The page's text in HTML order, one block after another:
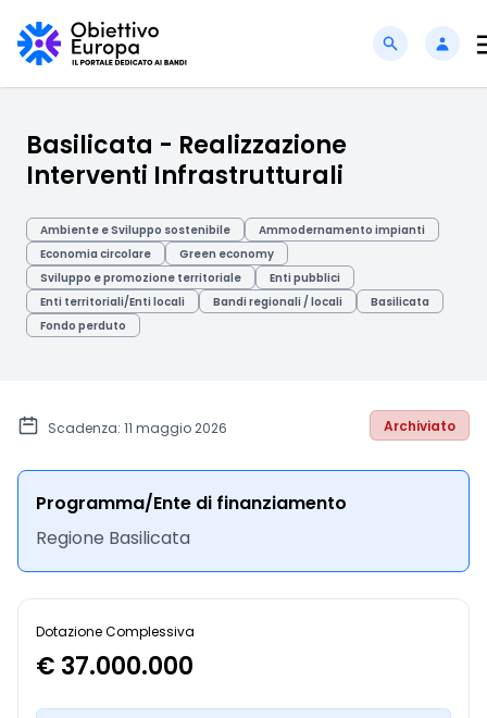
Basilicata - Realizzazione
Interventi Infrastrutturali
Ambiente e Sviluppo sostenibile
Ammodernamento impianti
Economia circolare
Green economy
Sviluppo e promozione territoriale
Enti pubblici
Enti territoriali/Enti locali
Bandi regionali / locali
Basilicata
Fondo perduto
Scadenza: 11 maggio 2026 Archiviato
Programma/Ente di finanziamento
Regione Basilicata
Dotazione Complessiva
€ 37.000.000